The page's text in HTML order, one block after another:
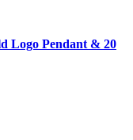
Logo Pendant & 20